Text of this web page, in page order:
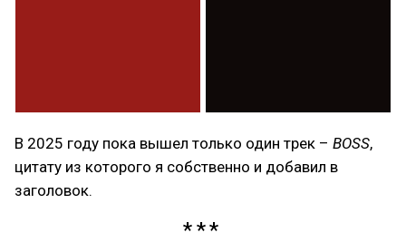
В 2025 году пока вышел только один трек – BOSS,
цитату из которого я собственно и добавил в
заголовок.